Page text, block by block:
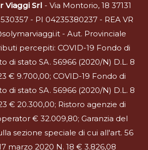
Viaggi Srl - Via Montorio, 18 37131
- PI 04235380237 - REA VR
- Aut. Provinciale
percepiti: COVID-19 Fondo di
di stato SA. 56966 (2020/N) D.L. 8
€ 9.700,00; COVID-19 Fondo di
di stato SA. 56966 (2020/N) D.L. 8
€ 20.300,00; Ristoro agenzie di
€ 32.009,80; Garanzia del
sezione speciale di cui all'art. 56
marzo 2020 N. 18 € 3.826,08